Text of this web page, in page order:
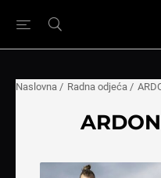
Naslovna / Radna odjeća /